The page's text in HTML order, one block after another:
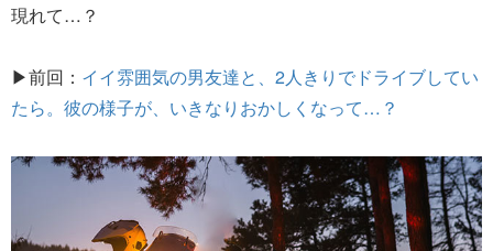
現れて…？
▶前回： イイ雰囲気の男友達と、2人きりでドライブしてい
たら。彼の様子が、いきなりおかしくなって…？